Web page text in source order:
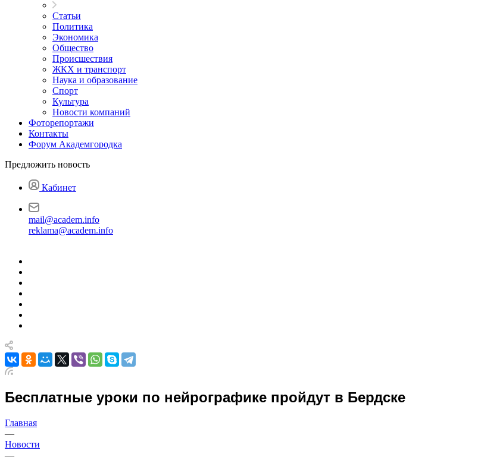
Статьи
Политика
Экономика
Общество
Происшествия
ЖКХ и транспорт
Наука и образование
Спорт
Культура
Новости компаний
Фоторепортажи
Контакты
Форум Академгородка
Предложить новость
Кабинет
mail@academ.info
reklama@academ.info
Бесплатные уроки по нейрографике пройдут в Бердске
Главная
—
Новости
—